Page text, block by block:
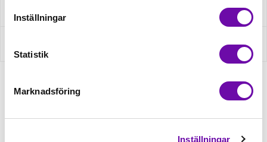
Inställningar
Statistik
Marknadsföring
Inställningar